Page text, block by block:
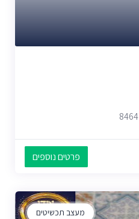
פרטים נוספים
מעצב תכשיטים